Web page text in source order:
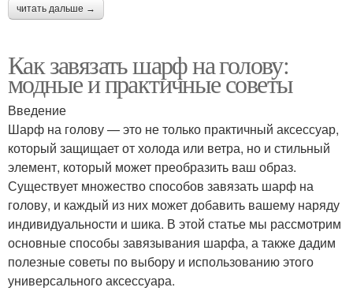
читать дальше →
Как завязать шарф на голову:
модные и практичные советы
Введение
Шарф на голову — это не только практичный аксессуар,
который защищает от холода или ветра, но и стильный
элемент, который может преобразить ваш образ.
Существует множество способов завязать шарф на
голову, и каждый из них может добавить вашему наряду
индивидуальности и шика. В этой статье мы рассмотрим
основные способы завязывания шарфа, а также дадим
полезные советы по выбору и использованию этого
универсального аксессуара.